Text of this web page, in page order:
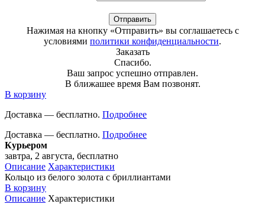
Отправить
Нажимая на кнопку «Отправить» вы соглашаетесь с
условиями политики конфиденциальности.
Заказать
Спасибо.
Ваш запрос успешно отправлен.
В ближашее время Вам позвонят.
В корзину
Доставка — бесплатно. Подробнее
Доставка — бесплатно. Подробнее
Курьером
завтра, 2 августа, бесплатно
Описание Характеристики
Кольцо из белого золота с бриллиантами
В корзину
Описание Характеристики